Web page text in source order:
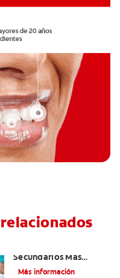
Secundarios Más
Comunes De La
Más información